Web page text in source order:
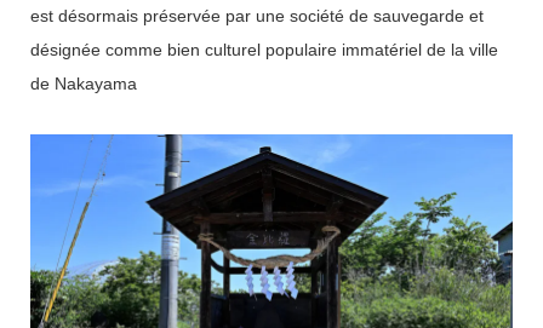
est désormais préservée par une société de sauvegarde et
désignée comme bien culturel populaire immatériel de la ville
de Nakayama